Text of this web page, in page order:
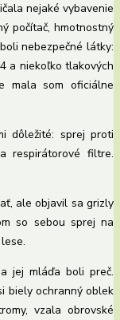
nejaké vybavenie
počítač, hmotnostný
nebezpečné látky:
a niekoľko tlakových
mala som oficiálne
dôležité: sprej proti
respirátorové filtre.
ale objavil sa grizly
so sebou sprej na
jej mláďa boli preč.
biely ochranný oblek
vzala obrovské